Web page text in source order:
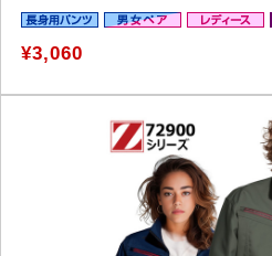
¥3,060